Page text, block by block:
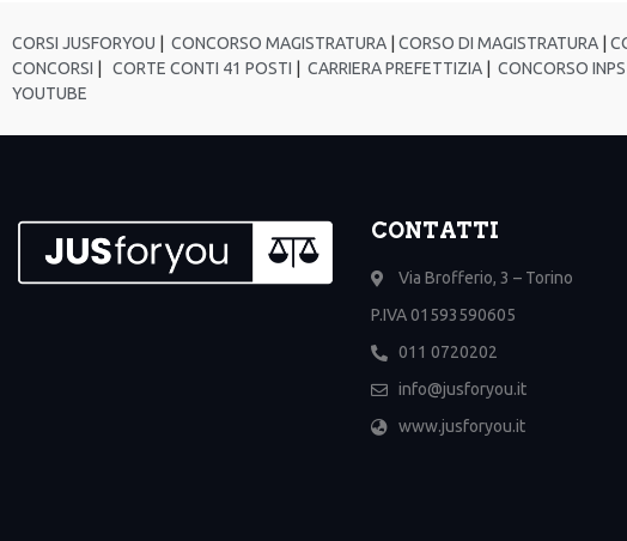
CORSI JUSFORYOU | CONCORSO MAGISTRATURA | CORSO DI MAGISTRATURA |
CONCORSI | CORTE CONTI 41 POSTI | CARRIERA PREFETTIZIA | CONCORSO INPS
YOUTUBE
CONTATTI
Via Brofferio, 3 – Torino
P.IVA 01593590605
011 0720202
info@jusforyou.it
www.jusforyou.it